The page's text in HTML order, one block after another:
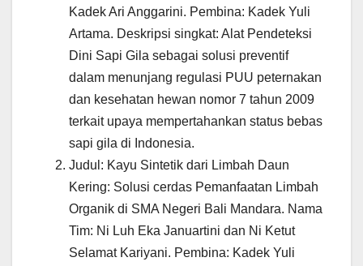
Kadek Ari Anggarini. Pembina: Kadek Yuli
Artama. Deskripsi singkat: Alat Pendeteksi
Dini Sapi Gila sebagai solusi preventif
dalam menunjang regulasi PUU peternakan
dan kesehatan hewan nomor 7 tahun 2009
terkait upaya mempertahankan status bebas
sapi gila di Indonesia.
Judul: Kayu Sintetik dari Limbah Daun
Kering: Solusi cerdas Pemanfaatan Limbah
Organik di SMA Negeri Bali Mandara. Nama
Tim: Ni Luh Eka Januartini dan Ni Ketut
Selamat Kariyani. Pembina: Kadek Yuli